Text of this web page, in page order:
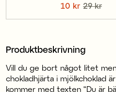
Nuvarande pris
10 kr 29 kr
Produktbeskrivning
Vill du ge bort något litet
chokladhjärta i mjölkchoklad
kommer med texten “Du är